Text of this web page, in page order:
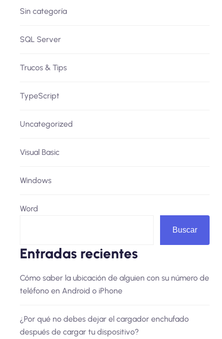
Sin categoría
SQL Server
Trucos & Tips
TypeScript
Uncategorized
Visual Basic
Windows
Word
Buscar
Entradas recientes
Cómo saber la ubicación de alguien con su número de
teléfono en Android o iPhone
¿Por qué no debes dejar el cargador enchufado
después de cargar tu dispositivo?